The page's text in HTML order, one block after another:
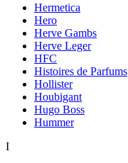
Hermetica
Hero
Herve Gambs
Herve Leger
HFC
Histoires de Parfums
Hollister
Houbigant
Hugo Boss
Hummer
I